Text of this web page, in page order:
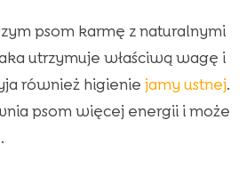
psom karmę z naturalnymi
utrzymuje właściwą wagę i
również higienie jamy ustnej.
psom więcej energii i może